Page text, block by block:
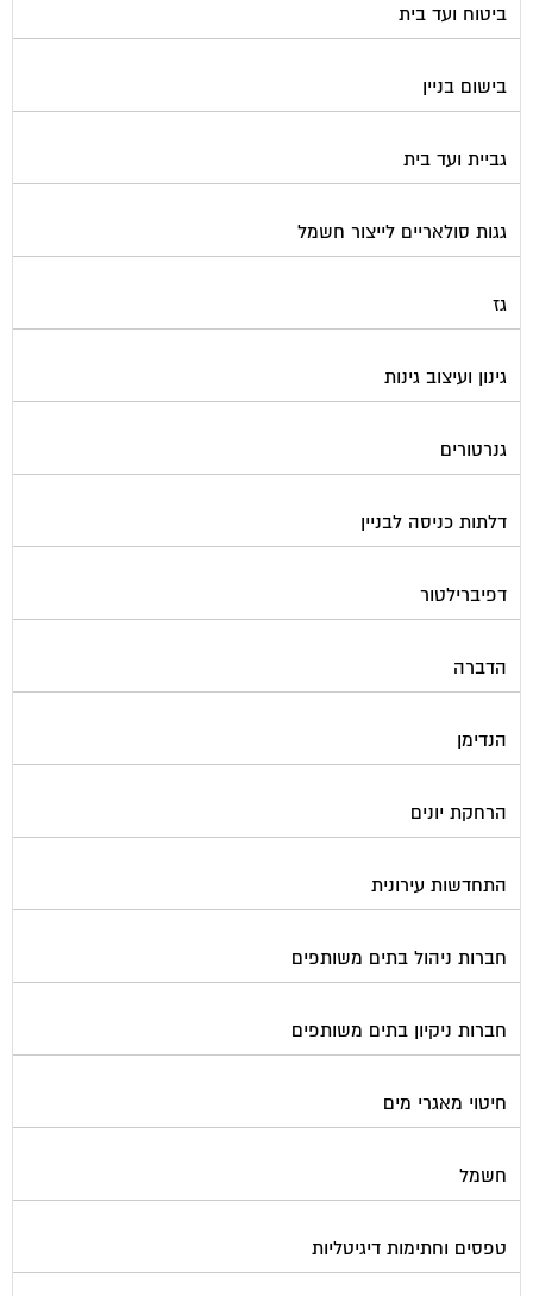
ביטוח ועד בית
בישום בניין
גביית ועד בית
גגות סולאריים לייצור חשמל
גז
גינון ועיצוב גינות
גנרטורים
דלתות כניסה לבניין
דפיברילטור
הדברה
הנדימן
הרחקת יונים
התחדשות עירונית
חברות ניהול בתים משותפים
חברות ניקיון בתים משותפים
חיטוי מאגרי מים
חשמל
טפסים וחתימות דיגיטליות